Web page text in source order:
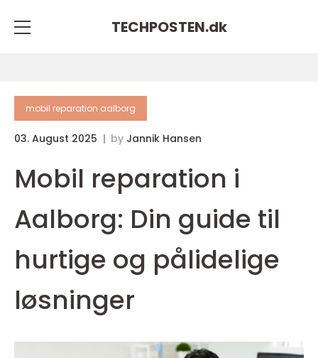
TECHPOSTEN.dk
mobil reparation aalborg
03. August 2025 by Jannik Hansen
Mobil reparation i
Aalborg: Din guide til
hurtige og pålidelige
løsninger